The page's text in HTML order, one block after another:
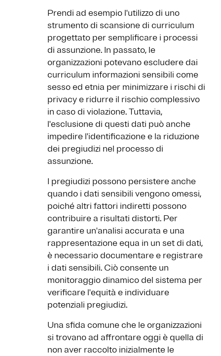
Prendi ad esempio l'utilizzo di uno
strumento di scansione di curriculum
progettato per semplificare i processi
di assunzione. In passato, le
organizzazioni potevano escludere dai
curriculum informazioni sensibili come
sesso ed etnia per minimizzare i rischi di
privacy e ridurre il rischio complessivo
in caso di violazione. Tuttavia,
l'esclusione di questi dati può anche
impedire l'identificazione e la riduzione
dei pregiudizi nel processo di
assunzione.
I pregiudizi possono persistere anche
quando i dati sensibili vengono omessi,
poiché altri fattori indiretti possono
contribuire a risultati distorti. Per
garantire un'analisi accurata e una
rappresentazione equa in un set di dati,
è necessario documentare e registrare
i dati sensibili. Ciò consente un
monitoraggio dinamico del sistema per
verificare l'equità e individuare
potenziali pregiudizi.
Una sfida comune che le organizzazioni
si trovano ad affrontare oggi è quella di
non aver raccolto inizialmente le